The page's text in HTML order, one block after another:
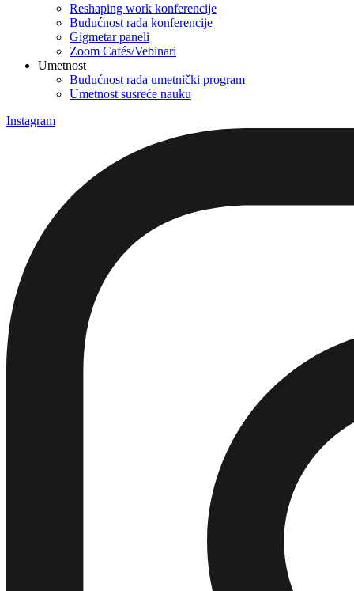
Reshaping work konferencije
Budućnost rada konferencije
Gigmetar paneli
Zoom Cafés/Vebinari
Umetnost
Budućnost rada umetnički program
Umetnost susreće nauku
Instagram